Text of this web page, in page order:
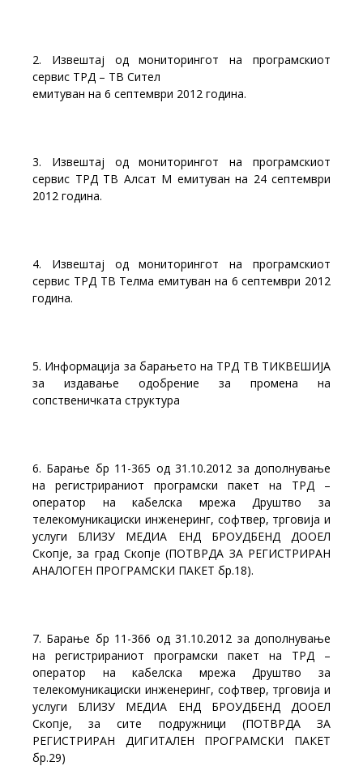
2. Извештај од мониторингот на програмскиот
сервис ТРД – ТВ Сител
емитуван на 6 септември 2012 година.
3. Извештај од мониторингот на програмскиот
сервис ТРД ТВ Алсат М емитуван на 24 септември
2012 година.
4. Извештај од мониторингот на програмскиот
сервис ТРД ТВ Телма емитуван на 6 септември 2012
година.
5. Информација за барањето на ТРД ТВ ТИКВЕШИЈА
за издавање одобрение за промена на
сопственичката структура
6. Барање бр 11-365 од 31.10.2012 за дополнување
на регистрираниот програмски пакет на ТРД –
оператор на кабелска мрежа Друштво за
телекомуникациски инженеринг, софтвер, трговија и
услуги БЛИЗУ МЕДИА EНД БРОУДБЕНД ДООЕЛ
Скопје, за град Скопје (ПОТВРДА ЗА РЕГИСТРИРАН
АНАЛОГЕН ПРОГРАМСКИ ПАКЕТ бр.18).
7. Барање бр 11-366 од 31.10.2012 за дополнување
на регистрираниот програмски пакет на ТРД –
оператор на кабелска мрежа Друштво за
телекомуникациски инженеринг, софтвер, трговија и
услуги БЛИЗУ МЕДИА EНД БРОУДБЕНД ДООЕЛ
Скопје, за сите подружници (ПОТВРДА ЗА
РЕГИСТРИРАН ДИГИТАЛЕН ПРОГРАМСКИ ПАКЕТ
бр.29)